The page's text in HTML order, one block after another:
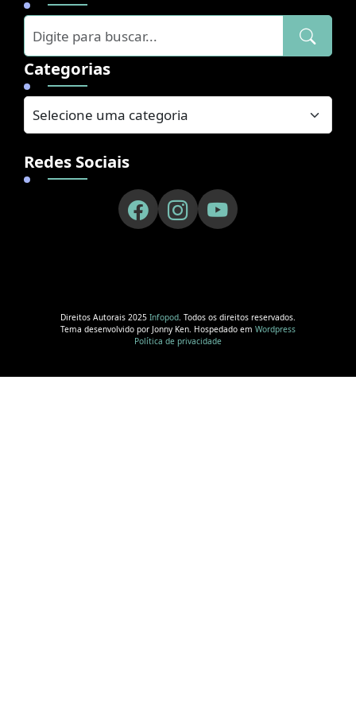
Categorias
Redes Sociais
Direitos Autorais 2025 Infopod. Todos os direitos reservados.
Tema desenvolvido por Jonny Ken. Hospedado em Wordpress
Política de privacidade